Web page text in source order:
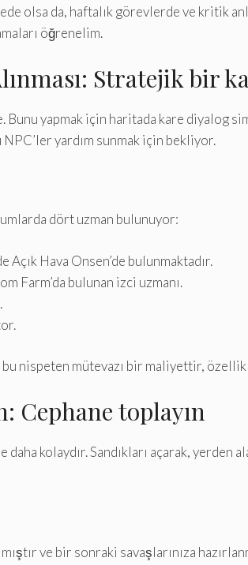
olsa da, haftalık görevlerde ve kritik
öğrenelim.
Stratejik bir
Bunu yapmak için haritada kare
yardım sunmak için bekliyor.
dört uzman bulunuyor:
Açık Hava Onsen’de bulunmaktadır.
Farm’da bulunan izci uzmanı.
nispeten mütevazı bir maliyettir,
Cephane toplayın
kolaydır. Sandıkları açarak, yerden
ve bir sonraki savaşlarınıza